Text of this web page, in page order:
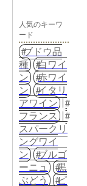
人気のキーワ
ード
ブドウ品
種
白ワイ
ン
赤ワイ
ン
イタリ
アワイン
フランス
スパークリ
ングワイ
ン
ブルゴ
ーニュ
黒
ぶどう
ピ